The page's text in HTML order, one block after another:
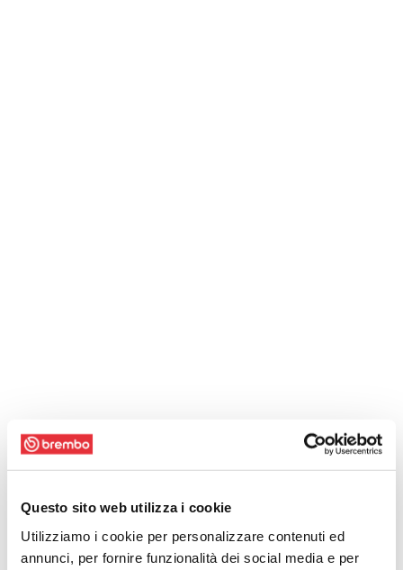
Questo sito web utilizza i cookie
Utilizziamo i cookie per personalizzare contenuti ed
annunci, per fornire funzionalità dei social media e per